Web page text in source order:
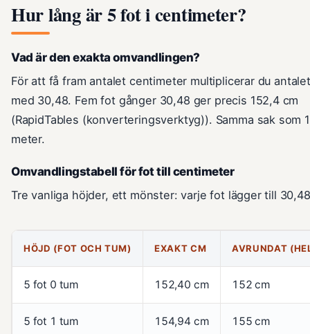
Hur lång är 5 fot i centimeter?
Vad är den exakta omvandlingen?
För att få fram antalet centimeter multiplicerar du
med 30,48. Fem fot gånger 30,48 ger precis 152,4 cm
(RapidTables (konverteringsverktyg)). Samma sak som
meter.
Omvandlingstabell för fot till centimeter
Tre vanliga höjder, ett mönster: varje fot lägger till
HÖJD (FOT OCH TUM) EXAKT CM AVRUNDAT
5 fot 0 tum 152,40 cm 152 cm
5 fot 1 tum 154,94 cm 155 cm